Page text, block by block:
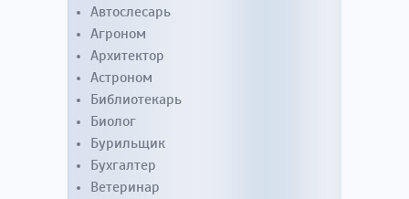
Автослесарь
Агроном
Архитектор
Астроном
Библиотекарь
Биолог
Бурильщик
Бухгалтер
Ветеринар